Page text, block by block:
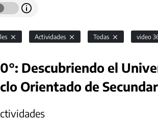
Actividades Todas video
Descubriendo el
Orientado de